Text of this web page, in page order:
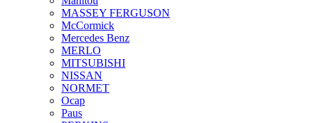
MASSEY FERGUSON
McCormick
Mercedes Benz
MERLO
MITSUBISHI
NISSAN
NORMET
Ocap
Paus